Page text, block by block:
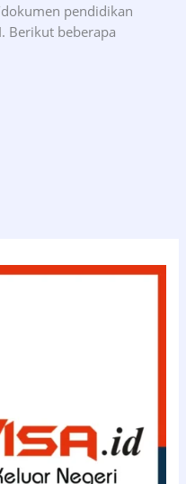
pendidikan
Berikut beberapa